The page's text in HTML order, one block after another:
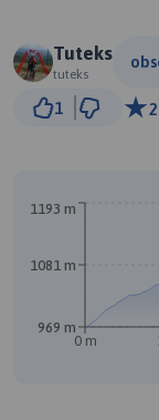
Tuteks
tuteks
1
0 m
969 m
1081 m
1193 m